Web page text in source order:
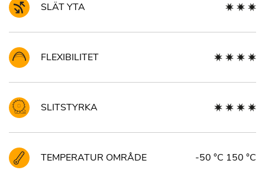
SLÄT YTA
FLEXIBILITET
SLITSTYRKA
TEMPERATUR OMRÅDE -50 °C 150 °C